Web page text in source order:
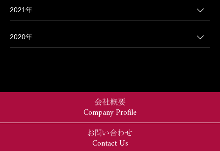
2021年
2020年
会社概要
Company Profile
お問い合わせ
Contact Us